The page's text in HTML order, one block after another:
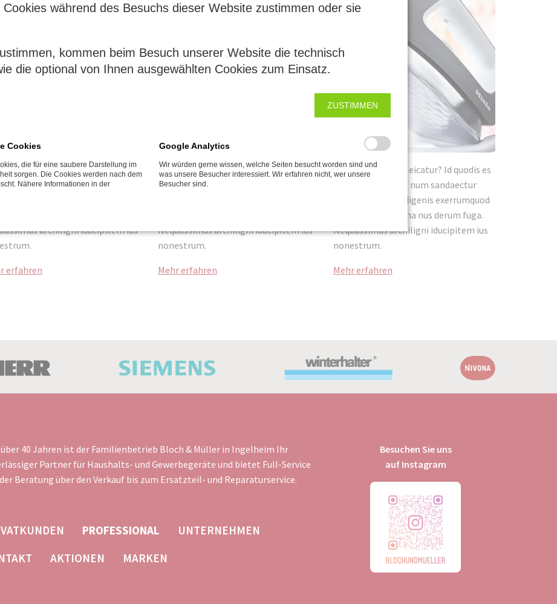
que eicatur? Id quodis es
que nullore num sandaectur
endenisti digenis exerrumquod
archiligni iducipitem ius
erfahren
Bo. Culloribus que eicatur? Id quodis es
dolum que nullore num sandaectur
Nequassimus archiligni iducipitem ius
nonestrum.
Mehr erfahren
Bo. Culloribus que eicatur? Id quodis es
dolum que nullore num sandaectur
sitions endenisti digenis exerrumquod
mod et am, a nis ma nus derum fuga.
Nequassimus archiligni iducipitem ius
nonestrum.
Mehr erfahren
40 Jahren ist der Familienbetrieb Bloch & Müller in Ingelheim Ihr
Partner für Haushalts- und Gewerbegeräte und bietet Full-Service
Beratung über den Verkauf bis zum Ersatzteil- und Reparaturservice.
PROFESSIONAL
UNTERNEHMEN
AKTIONEN MARKEN
Besuchen Sie uns
auf Instagram
während des Besuchs dieser Website zustimmen oder sie
kommen beim Besuch unserer Website die technisch
die optional von Ihnen ausgewählten Cookies zum Einsatz.
ZUSTIMMEN
Cookies
die für eine saubere Darstellung im
sorgen. Die Cookies werden nach dem
Nähere Informationen in der
Google Analytics
Wir würden gerne wissen, welche Seiten besucht worden sind und
was unsere Besucher interessiert. Wir erfahren nicht, wer unsere
Besucher sind.